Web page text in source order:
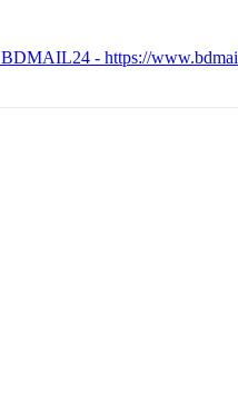
BDMAIL24 - https://